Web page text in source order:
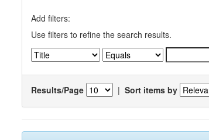
Add filters:
Use filters to refine the search results.
Results/Page | Sort items by